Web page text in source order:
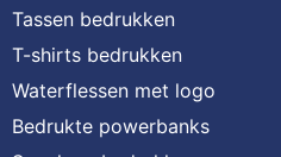
Tassen bedrukken
T-shirts bedrukken
Waterflessen met logo
Bedrukte powerbanks